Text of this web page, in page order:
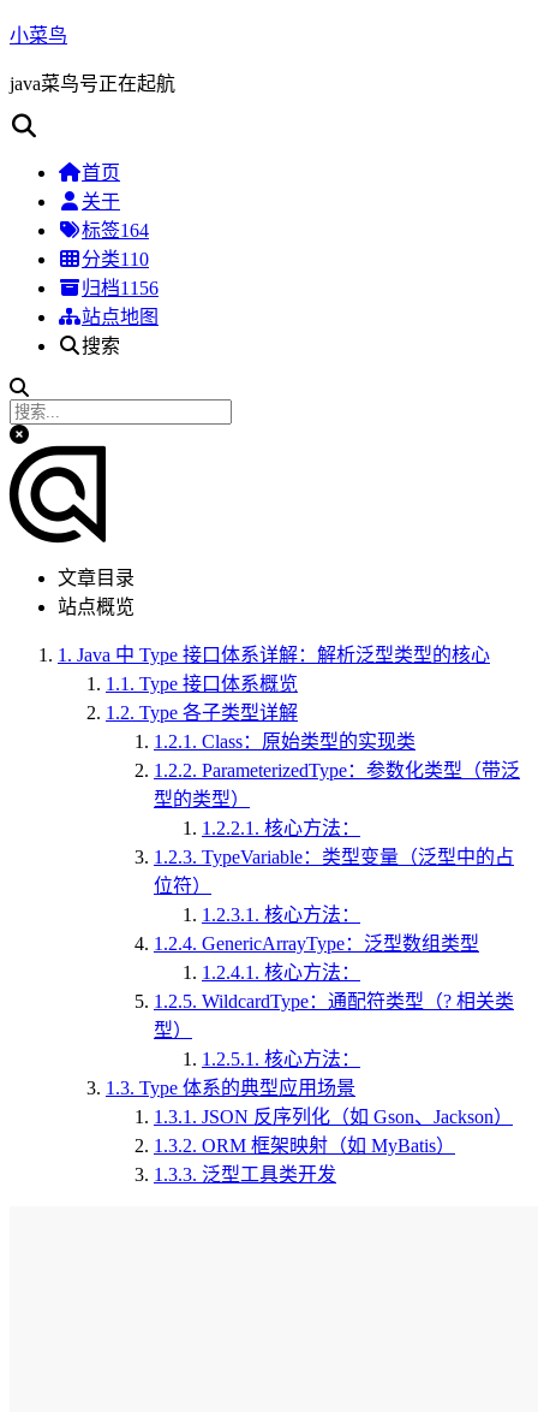
小菜鸟
java菜鸟号正在起航
首页
关于
标签164
分类110
归档1156
站点地图
搜索
文章目录
站点概览
1. Java 中 Type 接口体系详解：解析泛型类型的核心
1.1. Type 接口体系概览
1.2. Type 各子类型详解
1.2.1. Class：原始类型的实现类
1.2.2. ParameterizedType：参数化类型（带泛
型的类型）
1.2.2.1. 核心方法：
1.2.3. TypeVariable：类型变量（泛型中的占
位符）
1.2.3.1. 核心方法：
1.2.4. GenericArrayType：泛型数组类型
1.2.4.1. 核心方法：
1.2.5. WildcardType：通配符类型（? 相关类
型）
1.2.5.1. 核心方法：
1.3. Type 体系的典型应用场景
1.3.1. JSON 反序列化（如 Gson、Jackson）
1.3.2. ORM 框架映射（如 MyBatis）
1.3.3. 泛型工具类开发